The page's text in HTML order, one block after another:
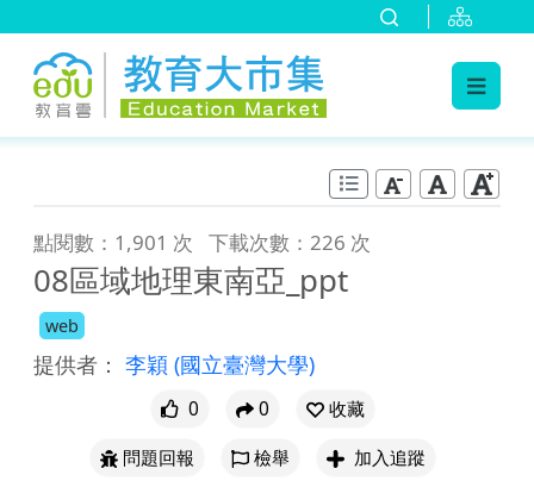
點閱數：1,901 次 下載次數：226 次
08區域地理東南亞_ppt
web
提供者： 李穎 (國立臺灣大學)
0 0
收藏
問題回報
檢舉 加入追蹤